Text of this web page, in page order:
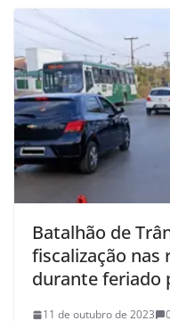
Batalhão de
fiscalização nas
durante feriado
11 de outubro de 2023